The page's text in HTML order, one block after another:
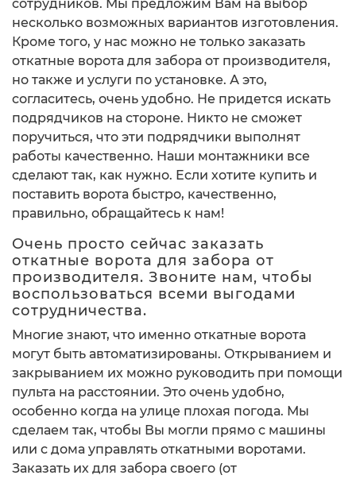
сотрудников. Мы предложим Вам на выбор
несколько возможных вариантов изготовления.
Кроме того, у нас можно не только заказать
откатные ворота для забора от производителя,
но также и услуги по установке. А это,
согласитесь, очень удобно. Не придется искать
подрядчиков на стороне. Никто не сможет
поручиться, что эти подрядчики выполнят
работы качественно. Наши монтажники все
сделают так, как нужно. Если хотите купить и
поставить ворота быстро, качественно,
правильно, обращайтесь к нам!
Очень просто сейчас заказать
откатные ворота для забора от
производителя. Звоните нам, чтобы
воспользоваться всеми выгодами
сотрудничества.
Многие знают, что именно откатные ворота
могут быть автоматизированы. Открыванием и
закрыванием их можно руководить при помощи
пульта на расстоянии. Это очень удобно,
особенно когда на улице плохая погода. Мы
сделаем так, чтобы Вы могли прямо с машины
или с дома управлять откатными воротами.
Заказать их для забора своего (от